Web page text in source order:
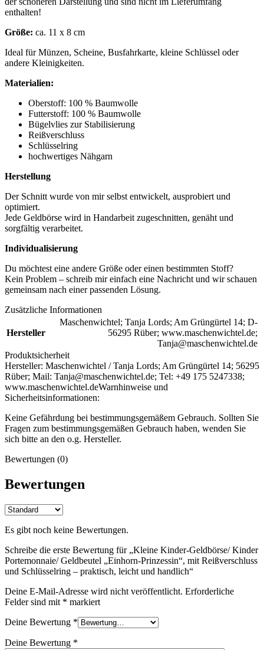
enthalten!
Größe: ca. 11 x 8 cm
Ideal für Münzen, Scheine, Busfahrkarte, kleine Schlüssel oder
andere Kleinigkeiten.
Materialien:
Oberstoff: 100 % Baumwolle
Futterstoff: 100 % Baumwolle
Bügelvlies zur Stabilisierung
Reißverschluss
Schlüsselring
hochwertiges Nähgarn
Herstellung
Der Schnitt wurde von mir selbst entwickelt, ausprobiert und
optimiert.
Jede Geldbörse wird in Handarbeit zugeschnitten, genäht und
sorgfältig verarbeitet.
Individualisierung
Du möchtest eine andere Größe oder einen bestimmten Stoff?
Kein Problem – schreib mir einfach eine Nachricht und wir schauen
gemeinsam nach einer passenden Lösung.
Zusätzliche Informationen
Hersteller
Maschenwichtel; Tanja Lords; Am Grüngürtel 14; D-
56295 Rüber; www.maschenwichtel.de;
Tanja@maschenwichtel.de
Produktsicherheit
Hersteller: Maschenwichtel / Tanja Lords; Am Grüngürtel 14; 56295
Rüber; Mail: Tanja@maschenwichtel.de; Tel: +49 175 5247338;
www.maschenwichtel.deWarnhinweise und
Sicherheitsinformationen:
Keine Gefährdung bei bestimmungsgemäßem Gebrauch. Sollten Sie
Fragen zum bestimmungsgemäßen Gebrauch haben, wenden Sie
sich bitte an den o.g. Hersteller.
Bewertungen (0)
Bewertungen
Es gibt noch keine Bewertungen.
Schreibe die erste Bewertung für „Kleine Kinder-Geldbörse/ Kinder
Portemonnaie/ Geldbeutel „Einhorn-Prinzessin“, mit Reißverschluss
und Schlüsselring – praktisch, leicht und handlich“
Deine E-Mail-Adresse wird nicht veröffentlicht. Erforderliche
Felder sind mit * markiert
Deine Bewertung *
Deine Bewertung *